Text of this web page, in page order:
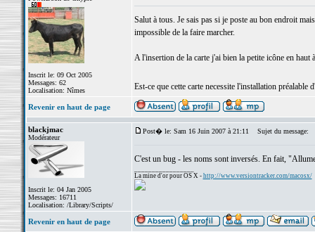
Inscrit le: 09 Oct 2005
Messages: 62
Localisation: Nîmes
Salut à tous. Je sais pas si je poste au bon endroit
impossible de la faire marcher.
A l'insertion de la carte j'ai bien la petite icône en
Est-ce que cette carte necessite l'installation
Revenir en haut de page
blackjmac
Modérateur
Inscrit le: 04 Jan 2005
Messages: 16711
Localisation: /Library/Scripts/
Post� le: Sam 16 Juin 2007 à 21:11 Sujet du message:
C'est un bug - les noms sont inversés. En fait,
La mine d'or pour OS X - http://www.versiontracker.com/macosx/
Revenir en haut de page